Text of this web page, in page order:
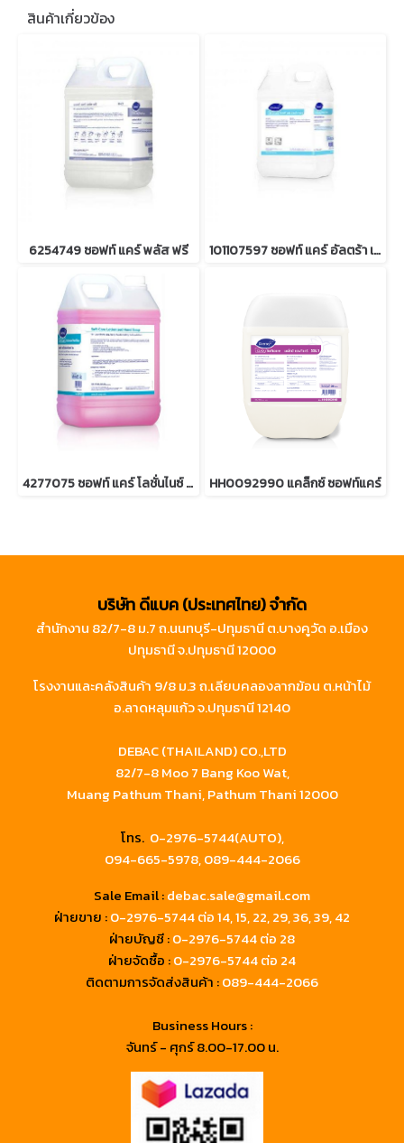
สินค้าเกี่ยวข้อง
6254749 ซอฟท์ แคร์ พลัส ฟรี 101107597 ซอฟท์ แคร์ อัลตร้า เฟรช
4277075 ซอฟท์ แคร์ โลชั่นไนซ์ แฮนด์ โซพ HH0092990 แคล็กซ์ ซอฟท์แคร์
บริษัท ดีแบค (ประเทศไทย) จำกัด
สำนักงาน 82/7-8 ม.7 ถ.นนทบุรี-ปทุมธานี ต.บางคูวัด อ.เมือง
ปทุมธานี จ.ปทุมธานี 12000
โรงงานและคลังสินค้า 9/8 ม.3 ถ.เลียบคลองลากฆ้อน ต.หน้าไม้
อ.ลาดหลุมแก้ว จ.ปทุมธานี 12140
DEBAC (THAILAND) CO.,LTD
82/7-8 Moo 7 Bang Koo Wat,
Muang Pathum Thani, Pathum Thani 12000
โทร. 0-2976-5744(AUTO),
094-665-5978,089-444-2066
Sale Email :debac.sale@gmail.com
ฝ่ายขาย :0-2976-5744ต่อ 14, 15, 22, 29, 36, 39, 42
ฝ่ายบัญชี :0-2976-5744 ต่อ 28
ฝ่ายจัดซื้อ :0-2976-5744 ต่อ 24
ติดตามการจัดส่งสินค้า :089-444-2066
Business Hours :
จันทร์ - ศุกร์ 8.00-17.00 น.